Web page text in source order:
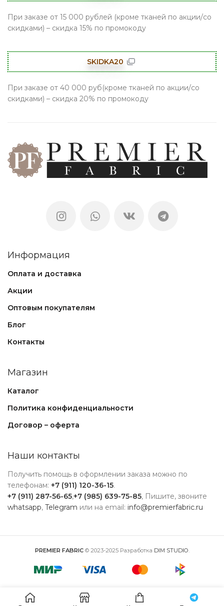
При заказе от 15 000 рублей (кроме тканей по акции/со
скидками) – скидка 15% по промокоду
SKIDKA20
При заказе от 40 000 руб(кроме тканей по акции/со
скидками) – скидка 20% по промокоду
Информация
Оплата и доставка
Акции
Оптовым покупателям
Блог
Контакты
Магазин
Каталог
Политика конфиденциальности
Договор – оферта
Наши контакты
Получить помощь в оформлении заказа можно по
телефонам: +7 (911) 120-36-15.
+7 (911) 287-56-65,+7 (985) 639-75-85, Пишите, звоните
whatsapp, Telegram или на email: info@premierfabric.ru
PREMIER FABRIC© 2023-2025 Разработка DIM STUDIO.